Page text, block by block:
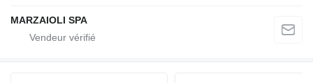
MARZAIOLI SPA